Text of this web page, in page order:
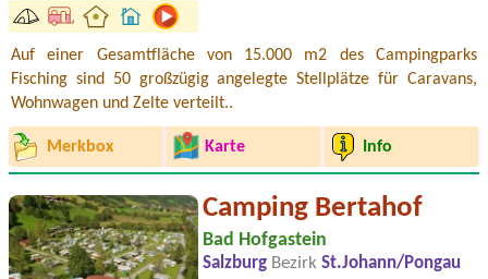
Auf einer Gesamtfläche von 15.000 m2 des Campingparks
Fisching sind 50 großzügig angelegte Stellplätze für Caravans,
Wohnwagen und Zelte verteilt..
Merkbox Karte Info
Camping Bertahof
Bad Hofgastein
Salzburg Bezirk St.Johann/Pongau